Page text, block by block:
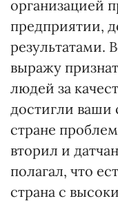
организацией
предприятии,
результатами.
выражу
людей за
достигли ваши
стране
вторил и
полагал, что
страна с